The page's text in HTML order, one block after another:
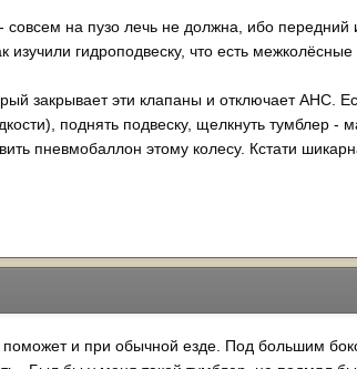
на пузо лечь не должна, ибо передний
изучили гидроподвеску, что есть межколёсные
закрывает эти клапаны и отключает
поднять подвеску, щелкнуть тумблер -
пневмобаллон этому колесу. Кстати
поможет и при обычной езде. Под большим